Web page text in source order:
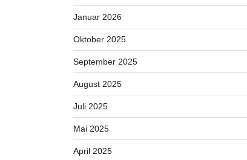
Januar 2026
Oktober 2025
September 2025
August 2025
Juli 2025
Mai 2025
April 2025